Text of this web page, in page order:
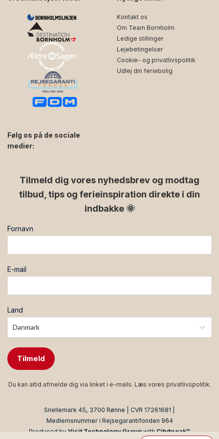
Følg os på de sociale
medier:
Kontakt os
Om Team Bornholm
Ledige stillinger
Lejebetingelser
Cookie- og privatlivspolitik
Udlej din feriebolig
Tilmeld dig vores nyhedsbrev og modtag
tilbud, tips og ferieinspiration direkte i din
indbakke 🌞
Fornavn
E-mail
Land
Tilmeld
Du kan altid afmelde dig via linket i e-mails. Læs vores privatlivspolitik.
Snellemark 45, 3700 Rønne | CVR 17261681 |
Medlemsnummer i Rejsegarantifonden 964
Produced by Visit Technology Group with Citybreak™